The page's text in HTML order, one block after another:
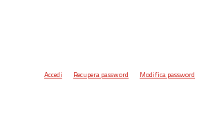
Accedi Recupera password Modifica password